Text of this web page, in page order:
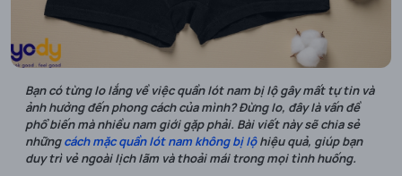
Bạn có từng lo lắng về việc quần lót nam bị lộ gây mất tự tin và
ảnh hưởng đến phong cách của mình? Đừng lo, đây là vấn đề
phổ biến mà nhiều nam giới gặp phải. Bài viết này sẽ chia sẻ
nhữngcách mặc quần lót nam không bị lộhiệu quả, giúp bạn
duy trì vẻ ngoài lịch lãm và thoải mái trong mọi tình huống.